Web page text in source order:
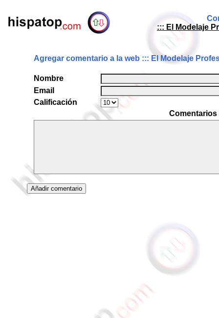
::: El Modelaje
Agregar comentario a la web ::: El Modelaje
Nombre
Email
Calificación
Comentarios